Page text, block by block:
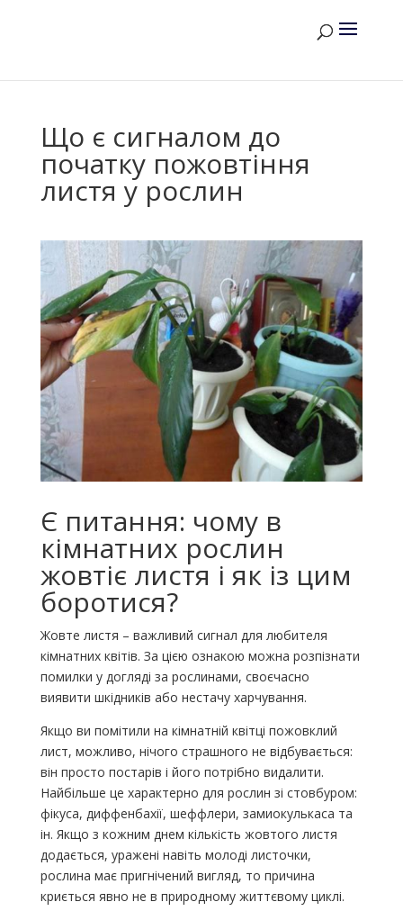
Що є сигналом до
початку пожовтіння
листя у рослин
Є питання: чому в
кімнатних рослин
жовтіє листя і як із цим
боротися?
Жовте листя – важливий сигнал для любителя
кімнатних квітів. За цією ознакою можна розпізнати
помилки у догляді за рослинами, своєчасно
виявити шкідників або нестачу харчування.
Якщо ви помітили на кімнатній квітці пожовклий
лист, можливо, нічого страшного не відбувається:
він просто постарів і його потрібно видалити.
Найбільше це характерно для рослин зі стовбуром:
фікуса, диффенбахії, шеффлери, замиокулькаса та
ін. Якщо з кожним днем ​​кількість жовтого листя
додається, уражені навіть молоді листочки,
рослина має пригнічений вигляд, то причина
криється явно не в природному життєвому циклі.